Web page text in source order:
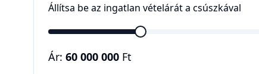
Állítsa be az ingatlan vételárát a csúszkával
Ár: 60 000 000 Ft